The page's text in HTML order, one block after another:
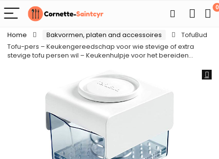
0
Home Bakvormen, platen and accessoires
TofuBud
Tofu-pers – Keukengereedschap voor wie stevige of extra
stevige tofu persen wil – Keukenhulpje voor het bereiden…